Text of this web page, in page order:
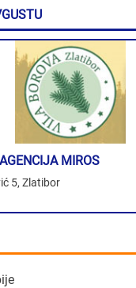
MIROS
5, Zlatibor